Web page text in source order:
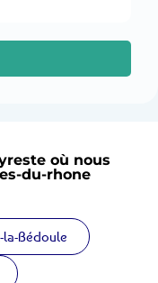
où nous
du-rhone
Bédoule